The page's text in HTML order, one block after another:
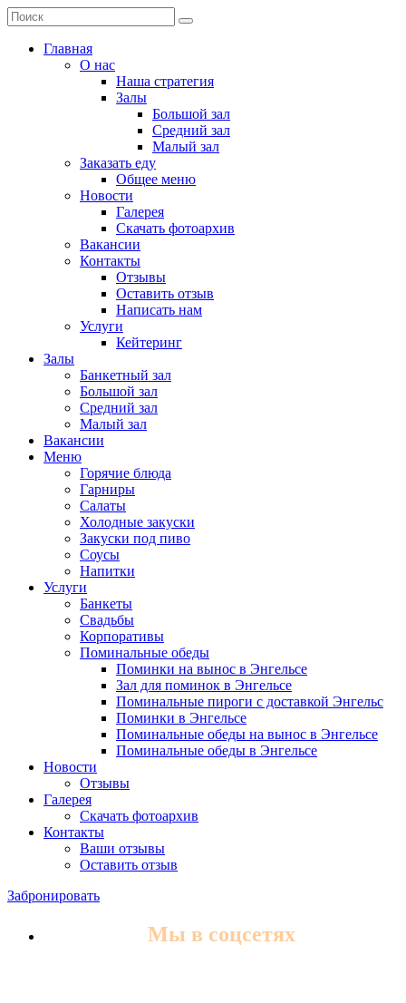
Главная
О нас
Наша стратегия
Залы
Большой зал
Средний зал
Малый зал
Заказать еду
Общее меню
Новости
Галерея
Скачать фотоархив
Вакансии
Контакты
Отзывы
Оставить отзыв
Написать нам
Услуги
Кейтеринг
Залы
Банкетный зал
Большой зал
Средний зал
Малый зал
Вакансии
Меню
Горячие блюда
Гарниры
Салаты
Холодные закуски
Закуски под пиво
Соусы
Напитки
Услуги
Банкеты
Свадьбы
Корпоративы
Поминальные обеды
Поминки на вынос в Энгельсе
Зал для поминок в Энгельсе
Поминальные пироги с доставкой Энгельс
Поминки в Энгельсе
Поминальные обеды на вынос в Энгельсе
Поминальные обеды в Энгельсе
Новости
Отзывы
Галерея
Скачать фотоархив
Контакты
Ваши отзывы
Оставить отзыв
Забронировать
Мы в соцсетях